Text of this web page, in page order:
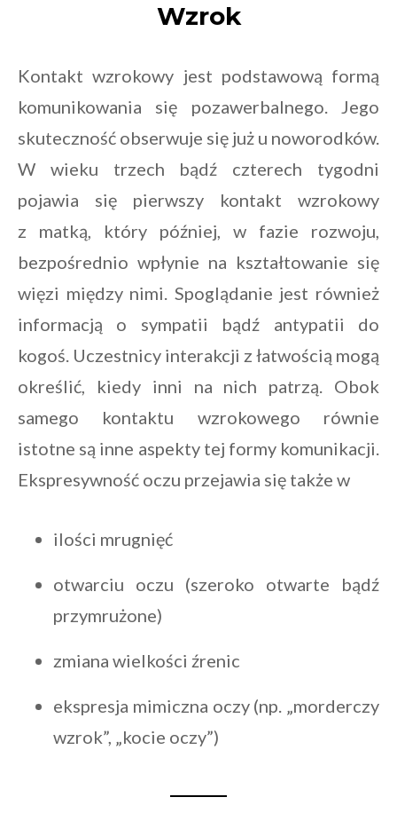
Wzrok
Kontakt wzrokowy jest podstawową formą
komunikowania się pozawerbalnego. Jego
skuteczność obserwuje się już u noworodków.
W wieku trzech bądź czterech tygodni
pojawia się pierwszy kontakt wzrokowy
z matką, który później, w fazie rozwoju,
bezpośrednio wpłynie na kształtowanie się
więzi między nimi. Spoglądanie jest również
informacją o sympatii bądź antypatii do
kogoś. Uczestnicy interakcji z łatwością mogą
określić, kiedy inni na nich patrzą. Obok
samego kontaktu wzrokowego równie
istotne są inne aspekty tej formy komunikacji.
Ekspresywność oczu przejawia się także w
ilości mrugnięć
otwarciu oczu (szeroko otwarte bądź
przymrużone)
zmiana wielkości źrenic
ekspresja mimiczna oczy (np. „morderczy
wzrok”, „kocie oczy”)